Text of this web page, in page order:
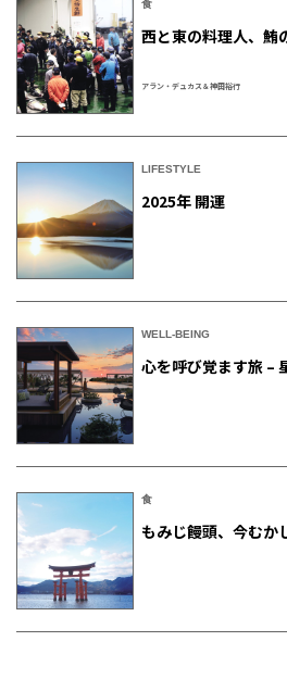
食
西と東の料理人、鮪
アラン・デュカス＆神田裕行
LIFESTYLE
2025年 開運
WELL-BEING
心を呼び覚ます旅 –
食
もみじ饅頭、今むか